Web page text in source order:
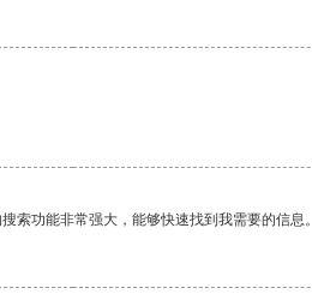
索功能非常强大，能够快速找到我需要的信息。